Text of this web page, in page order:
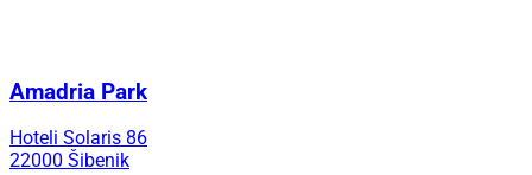
Amadria Park
Hoteli Solaris 86
22000 Šibenik